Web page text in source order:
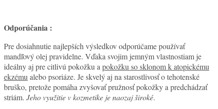
Odporúčania :
Pre dosiahnutie najlepších výsledkov odporúčame používať
mandľový olej pravidelne. Vďaka svojim jemným vlastnostiam je
ideálny aj pre citlivú pokožku a pokožku so sklonom k atopickému
ekzému alebo psoriáze. Je skvelý aj na starostlivosť o tehotenské
bruško, pretože pomáha zvyšovať pružnosť pokožky a predchádzať
striám. Jeho využitie v kozmetike je naozaj široké.